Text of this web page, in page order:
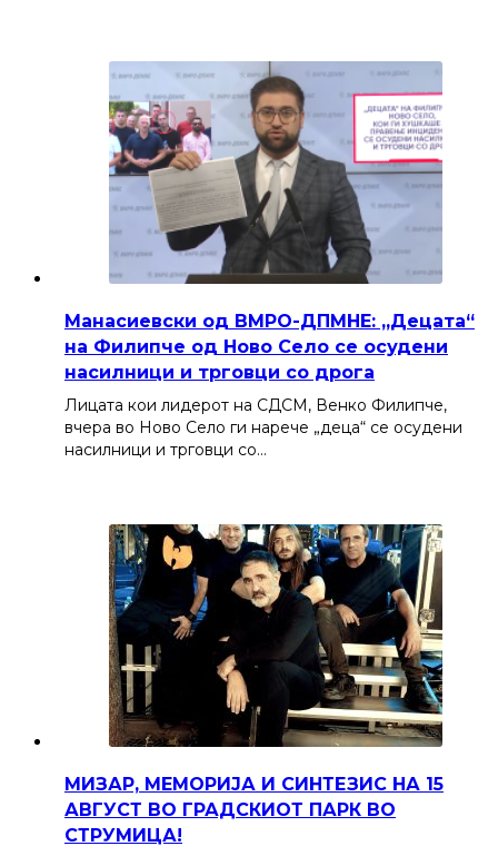
Манасиевски од ВМРО-ДПМНЕ: „Децата“
на Филипче од Ново Село се осудени
насилници и трговци со дрога
Лицата кои лидерот на СДСМ, Венко Филипче,
вчера во Ново Село ги нарече „деца“ се осудени
насилници и трговци со…
МИЗАР, МЕМОРИЈА И СИНТЕЗИС НА 15
АВГУСТ ВО ГРАДСКИОТ ПАРК ВО
СТРУМИЦА!